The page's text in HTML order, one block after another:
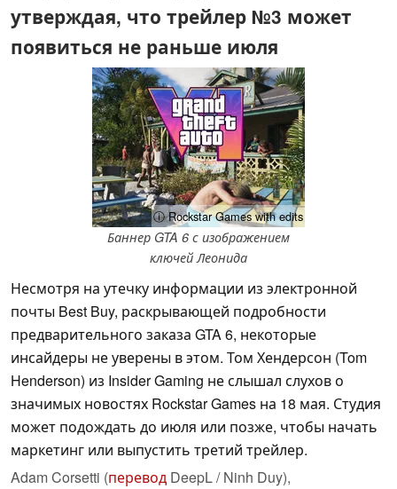
утверждая, что трейлер №3 может
появиться не раньше июля
ⓘ Rockstar Games with edits
Баннер GTA 6 с изображением
ключей Леонида
Несмотря на утечку информации из электронной
почты Best Buy, раскрывающей подробности
предварительного заказа GTA 6, некоторые
инсайдеры не уверены в этом. Том Хендерсон (Tom
Henderson) из Insider Gaming не слышал слухов о
значимых новостях Rockstar Games на 18 мая. Студия
может подождать до июля или позже, чтобы начать
маркетинг или выпустить третий трейлер.
Adam Corsetti (перевод DeepL / Ninh Duy),